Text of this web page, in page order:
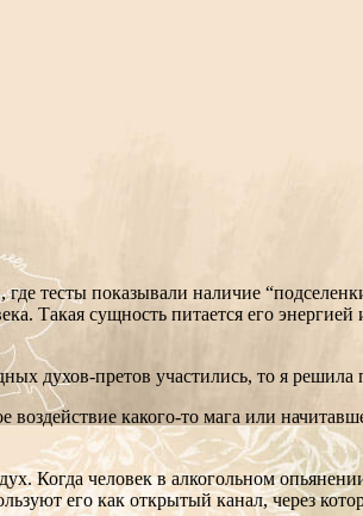
тесты показывали наличие
Такая сущность питается его
духов-претов участились, то я
воздействие какого-то мага или
Когда человек в алкогольном
его как открытый канал, через